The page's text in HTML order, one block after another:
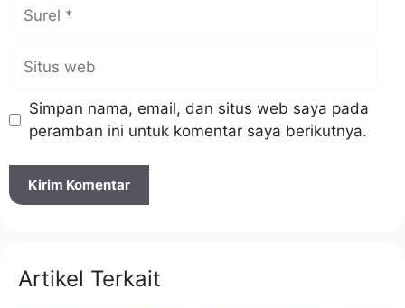
web
Simpan nama, email, dan situs web saya pada
peramban ini untuk komentar saya berikutnya.
Artikel Terkait